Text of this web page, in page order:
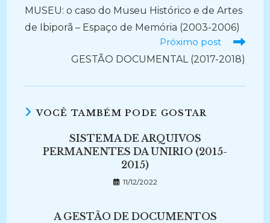
MUSEU: o caso do Museu Histórico e de Artes
de Ibiporã – Espaço de Memória (2003-2006)
Próximo post
GESTÃO DOCUMENTAL (2017-2018)
VOCÊ TAMBÉM PODE GOSTAR
SISTEMA DE ARQUIVOS
PERMANENTES DA UNIRIO (2015-
2015)
11/12/2022
A GESTÃO DE DOCUMENTOS